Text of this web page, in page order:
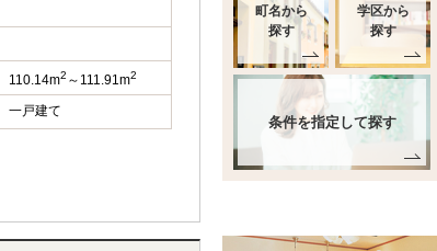
110.14m2 ～111.91m2
一戸建て
町名から
探す
学区から
探す
条件を指定して探す